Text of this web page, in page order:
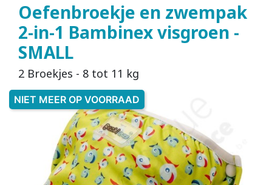
Oefenbroekje en zwempak
2-in-1 Bambinex visgroen -
SMALL
2 Broekjes - 8 tot 11 kg
NIET MEER OP VOORRAAD